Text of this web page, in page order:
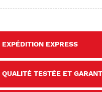
EXPÉDITION EXPRESS
QUALITÉ TESTÉE ET